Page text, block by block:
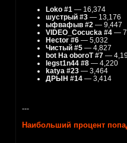
Loko #1 — 16,374
шустрый #3 — 13,176
ыфвафыв #2 — 9,447
VIDEO_Cocucka #4 —
Hector #6 — 5,032
Чистый #5 — 4,827
bot Ha oboroT #7 —
legst1n44 #8 — 4,220
katya #23 — 3,464
ДРЫН #14 — 3,414
---
Наибольший процент